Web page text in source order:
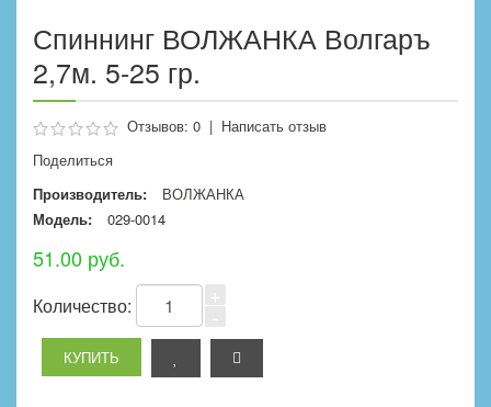
Спиннинг ВОЛЖАНКА Волгаръ
2,7м. 5-25 гр.
Отзывов: 0 | Написать отзыв
Поделиться
Производитель:
ВОЛЖАНКА
Модель:
029-0014
51.00 руб.
Количество: